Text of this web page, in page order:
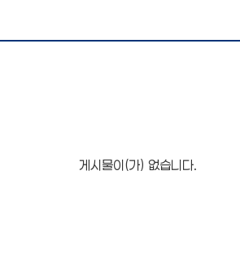
게시물이(가) 없습니다.